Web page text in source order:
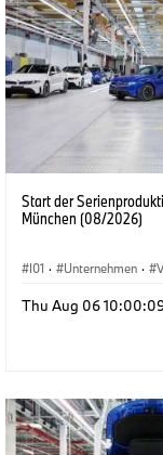
Start der
München (08/2026)
I01 · Unternehmen ·
Thu Aug 06